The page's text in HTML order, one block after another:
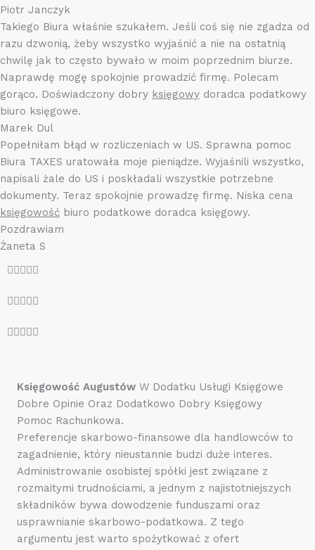
Piotr Janczyk
Takiego Biura właśnie szukałem. Jeśli coś się nie zgadza od
razu dzwonią, żeby wszystko wyjaśnić a nie na ostatnią
chwilę jak to często bywało w moim poprzednim biurze.
Naprawdę mogę spokojnie prowadzić firmę. Polecam
gorąco. Doświadczony dobry księgowy doradca podatkowy
biuro księgowe.
Marek Dul
Popełniłam błąd w rozliczeniach w US. Sprawna pomoc
Biura TAXES uratowała moje pieniądze. Wyjaśnili wszystko,
napisali żale do US i poskładali wszystkie potrzebne
dokumenty. Teraz spokojnie prowadzę firmę. Niska cena
księgowość biuro podatkowe doradca księgowy.
Pozdrawiam
Żaneta S

5

5
z
5

n
a
5
z
5
Księgowość Augustów W Dodatku Usługi Księgowe
Dobre Opinie Oraz Dodatkowo Dobry Księgowy
Pomoc Rachunkowa.
Preferencje skarbowo-finansowe dla handlowców to
zagadnienie, który nieustannie budzi duże interes.
Administrowanie osobistej spółki jest związane z
rozmaitymi trudnościami, a jednym z najistotniejszych
składników bywa dowodzenie funduszami oraz
usprawnianie skarbowo-podatkowa. Z tego
argumentu jest warto spożytkować z ofert